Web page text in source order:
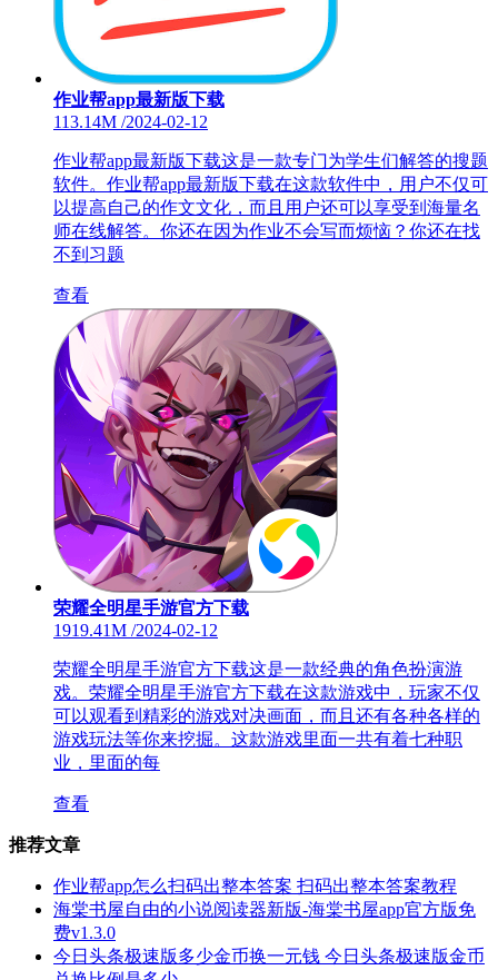
作业帮app最新版下载
113.14M /2024-02-12
作业帮app最新版下载这是一款专门为学生们解答的搜题
软件。作业帮app最新版下载在这款软件中，用户不仅可
以提高自己的作文文化，而且用户还可以享受到海量名
师在线解答。你还在因为作业不会写而烦恼？你还在找
不到习题
查看
荣耀全明星手游官方下载
1919.41M /2024-02-12
荣耀全明星手游官方下载这是一款经典的角色扮演游
戏。荣耀全明星手游官方下载在这款游戏中，玩家不仅
可以观看到精彩的游戏对决画面，而且还有各种各样的
游戏玩法等你来挖掘。这款游戏里面一共有着七种职
业，里面的每
查看
推荐文章
作业帮app怎么扫码出整本答案 扫码出整本答案教程
海棠书屋自由的小说阅读器新版-海棠书屋app官方版免
费v1.3.0
今日头条极速版多少金币换一元钱 今日头条极速版金币